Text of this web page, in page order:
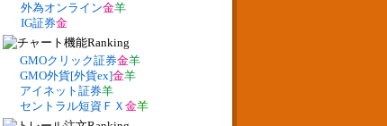
外為オンライン金羊
IG証券金
GMOクリック証券金羊
GMO外貨[外貨ex]金羊
アイネット証券羊
セントラル短資ＦＸ 金羊